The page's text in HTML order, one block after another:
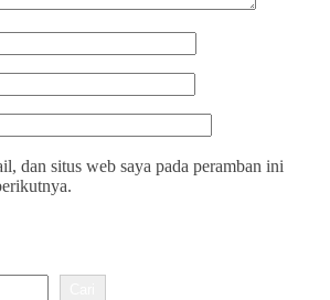
dan situs web saya pada peramban ini